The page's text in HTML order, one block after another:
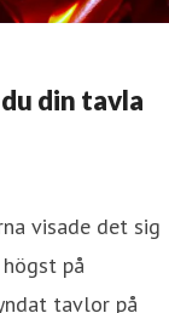
din tavla
visade det sig
på
tavlor på